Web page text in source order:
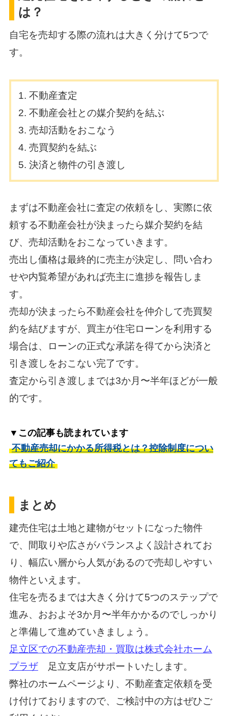
は？
自宅を売却する際の流れは大きく分けて5つで
す。
不動産査定
不動産会社との媒介契約を結ぶ
売却活動をおこなう
売買契約を結ぶ
決済と物件の引き渡し
まずは不動産会社に査定の依頼をし、実際に依
頼する不動産会社が決まったら媒介契約を結
び、売却活動をおこなっていきます。
売出し価格は最終的に売主が決定し、問い合わ
せや内覧希望があれば売主に進捗を報告しま
す。
売却が決まったら不動産会社を仲介して売買契
約を結びますが、買主が住宅ローンを利用する
場合は、ローンの正式な承諾を得てから決済と
引き渡しをおこない完了です。
査定から引き渡しまでは3か月〜半年ほどが一般
的です。
▼この記事も読まれています
不動産売却にかかる所得税とは？控除制度につい
てもご紹介
まとめ
建売住宅は土地と建物がセットになった物件
で、間取りや広さがバランスよく設計されてお
り、幅広い層から人気があるので売却しやすい
物件といえます。
住宅を売るまでは大きく分けて5つのステップで
進み、おおよそ3か月〜半年かかるのでしっかり
と準備して進めていきましょう。
足立区での不動産売却・買取は株式会社ホーム
プラザ足立支店がサポートいたします。
弊社のホームページより、不動産査定依頼を受
け付けておりますので、ご検討中の方はぜひご